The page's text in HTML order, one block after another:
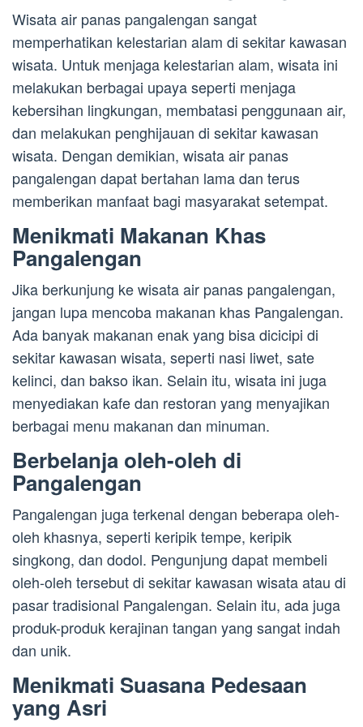
Wisata air panas pangalengan sangat
memperhatikan kelestarian alam di sekitar kawasan
wisata. Untuk menjaga kelestarian alam, wisata ini
melakukan berbagai upaya seperti menjaga
kebersihan lingkungan, membatasi penggunaan air,
dan melakukan penghijauan di sekitar kawasan
wisata. Dengan demikian, wisata air panas
pangalengan dapat bertahan lama dan terus
memberikan manfaat bagi masyarakat setempat.
Menikmati Makanan Khas
Pangalengan
Jika berkunjung ke wisata air panas pangalengan,
jangan lupa mencoba makanan khas Pangalengan.
Ada banyak makanan enak yang bisa dicicipi di
sekitar kawasan wisata, seperti nasi liwet, sate
kelinci, dan bakso ikan. Selain itu, wisata ini juga
menyediakan kafe dan restoran yang menyajikan
berbagai menu makanan dan minuman.
Berbelanja oleh-oleh di
Pangalengan
Pangalengan juga terkenal dengan beberapa oleh-
oleh khasnya, seperti keripik tempe, keripik
singkong, dan dodol. Pengunjung dapat membeli
oleh-oleh tersebut di sekitar kawasan wisata atau di
pasar tradisional Pangalengan. Selain itu, ada juga
produk-produk kerajinan tangan yang sangat indah
dan unik.
Menikmati Suasana Pedesaan
yang Asri